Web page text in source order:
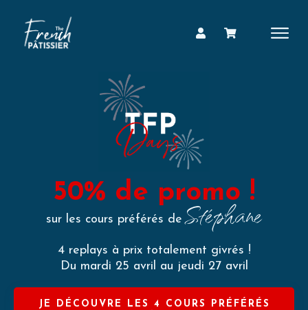
50% de promo !
sur les cours préférés de Stéphane
4 replays à prix totalement givrés !
Du mardi 25 avril au jeudi 27 avril
JE DÉCOUVRE LES 4 COURS PRÉFÉRÉS